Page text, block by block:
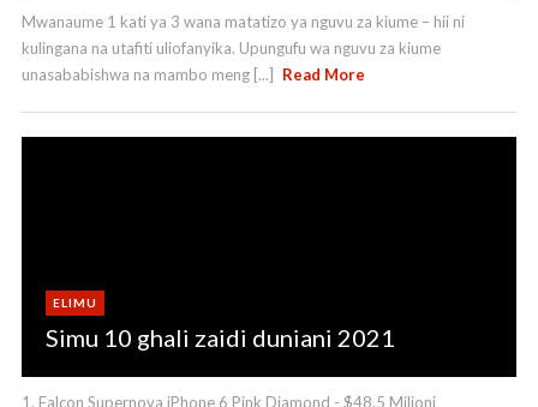
Mwanaume 1 kati ya 3 wana matatizo ya nguvu za kiume – hii ni
kulingana na utafiti uliofanyika. Upungufu wa nguvu za kiume
unasababishwa na mambo meng [...]
Read More
ELIMU
Simu 10 ghali zaidi duniani 2021
1. Falcon Supernova iPhone 6 Pink Diamond - $48.5 Milioni